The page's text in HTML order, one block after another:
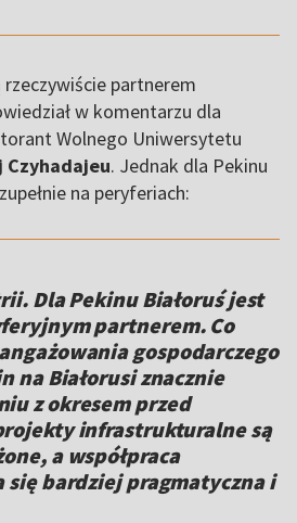
rzeczywiście partnerem
w komentarzu dla
Wolnego Uniwersytetu
Czyhadajeu. Jednak dla Pekinu
na peryferiach:
Dla Pekinu Białoruś jest
partnerem. Co
gospodarczego
na Białorusi znacznie
z okresem przed
infrastrukturalne są
a współpraca
się bardziej pragmatyczna i